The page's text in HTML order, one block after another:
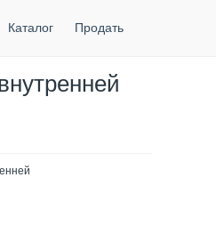
Каталог Продать